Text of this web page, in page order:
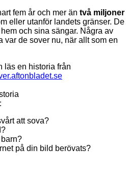
fem år och mer än två miljoner
eller utanför landets gränser. De
och sina sängar. Några av
var de sover nu, när allt som en
läs en historia från
att sova?
på din bild berövats?